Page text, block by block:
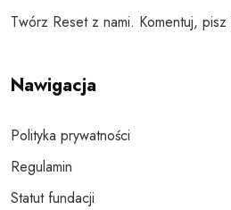
Twórz Reset z nami. Komentuj,
Nawigacja
Polityka prywatności
Regulamin
Statut fundacji